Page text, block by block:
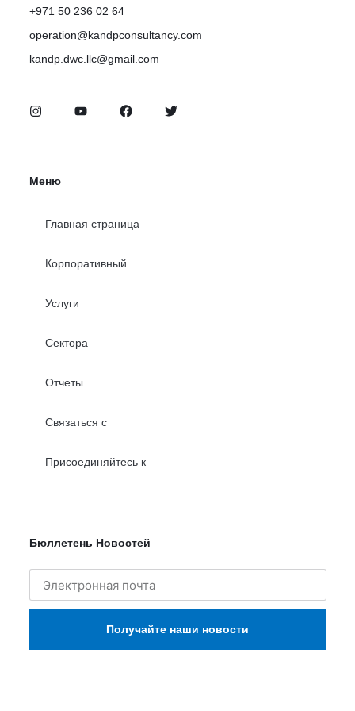
+971 50 236 02 64
operation@kandpconsultancy.com
kandp.dwc.llc@gmail.com
Меню
Главная страница
Корпоративный
Услуги
Сектора
Отчеты
Связаться с
Присоединяйтесь к
Бюллетень Новостей
Получайте наши новости